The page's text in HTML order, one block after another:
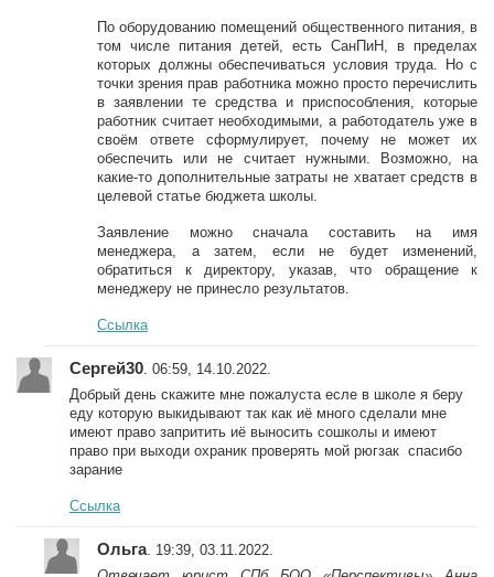
По оборудованию помещений общественного питания, в
том числе питания детей, есть СанПиН, в пределах
которых должны обеспечиваться условия труда. Но с
точки зрения прав работника можно просто перечислить
в заявлении те средства и приспособления, которые
работник считает необходимыми, а работодатель уже в
своём ответе сформулирует, почему не может их
обеспечить или не считает нужными. Возможно, на
какие-то дополнительные затраты не хватает средств в
целевой статье бюджета школы.
Заявление можно сначала составить на имя
менеджера, а затем, если не будет изменений,
обратиться к директору, указав, что обращение к
менеджеру не принесло результатов.
Ссылка
Сергей30 . 06:59, 14.10.2022.
Добрый день скажите мне пожалуста есле в школе я беру
еду которую выкидывают так как иё много сделали мне
имеют право запритить иё выносить сошколы и имеют
право при выходи охраник проверять мой рюгзак спасибо
зарание
Ссылка
Ольга. 19:39, 03.11.2022.